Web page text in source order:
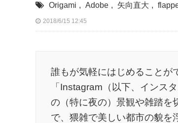
Origami , Adobe , 矢向直大 ,
2018/6/15 12:45
誰もが気軽にはじめることが
「Instagram（以下、インス
の（特に夜の）景観や雑踏を
で、猥雑で美しい都市の貌を